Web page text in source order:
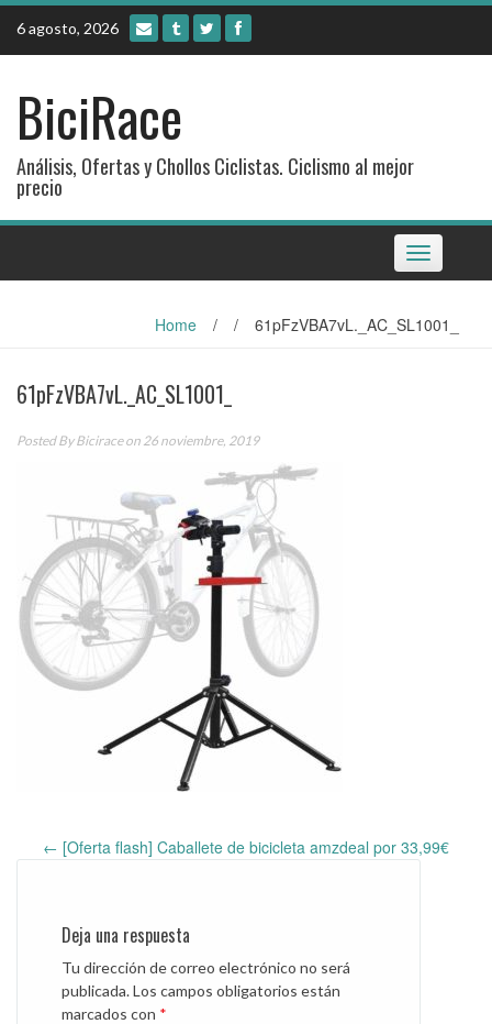
Skip
content
6 agosto, 2026
BiciRace
Análisis, Ofertas y Chollos Ciclistas. Ciclismo al mejor
precio
Toggle
navigation
Home / / 61pFzVBA7vL._AC_SL1001_
61pFzVBA7vL._AC_SL1001_
Posted ByBiciraceon 26 noviembre, 2019
Post
← [Oferta flash] Caballete de bicicleta amzdeal por 33,99€
Deja una respuesta
Tu dirección de correo electrónico no será
publicada.Los campos obligatorios están
marcados con *